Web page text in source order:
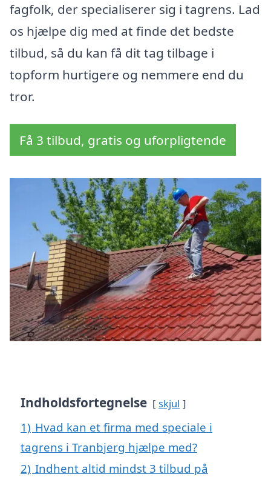
fagfolk, der specialiserer sig i tagrens. Lad
os hjælpe dig med at finde det bedste
tilbud, så du kan få dit tag tilbage i
topform hurtigere og nemmere end du
tror.
Få 3 tilbud, gratis og uforpligtende
Indholdsfortegnelse skjul
1) Hvad kan et firma med speciale i
tagrens i Tranbjerg hjælpe med?
2) Indhent altid mindst 3 tilbud på